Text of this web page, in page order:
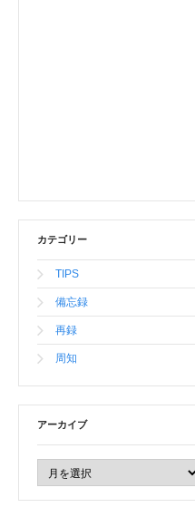
カテゴリー
TIPS
備忘録
再録
周知
アーカイブ